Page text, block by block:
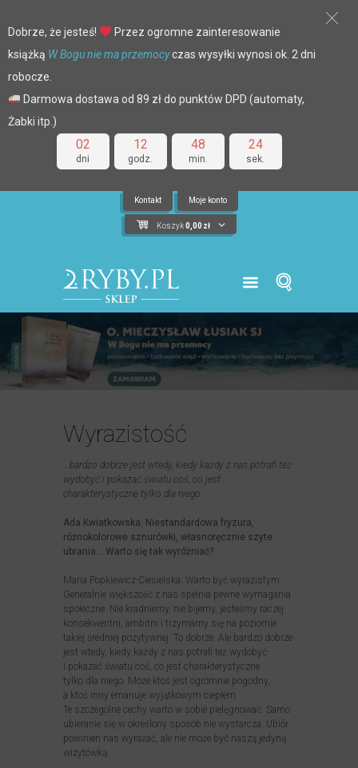
02
dni
12
godz.
48
min.
24
sek.
Dobrze, że jesteś!
Przez ogromne zainteresowanie
książką W Bogu nie ma przemocyczas wysyłki wynosi ok. 2 dni
robocze.
Darmowa dostawa od 89 zł do punktów DPD (automaty,
Żabki itp.)
Kontakt Moje konto
Koszyk 0,00 zł
Wyrazistość
…bardzo dobrze jest wtedy, kiedy każdy z nas potrafi też
wydobyć i pokazać światu coś, co jest
charakterystyczne tylko dla niego
Ada Kwiatkowska: Niestandardowa fryzura,
różnokolorowe sznurówki, własnoręcznie szyte
ubrania… Warto się tak wyróżniać?
Maria Popkiewicz-Ciesielska: Warto być wyrazistym.
Generalnie większość z nas spełnia pewne wymagania
społeczne. Nie kradniemy, nie bijemy, jesteśmy raczej
konsekwentni, ambitni i trzymamy się na poziomie
takiej średniej pozytywnej. To dobrze. Ale bardzo dobrze
jest wtedy, kiedy każdy z nas potrafi też wydobyć
i pokazać światu coś, co jest charakterystyczne
tylko dla niego. Może ktoś jest ogromnie pogodny,
a ktoś inny emanuje wyjątkowym ciepłem.
Te szczególne cechy warto w sobie pielęgnować. Samo
ubieranie się w określony sposób nie wystarcza. Ubiór
powinien nas wyrażać, ale nie może być naszą jedyną
wizytówką.